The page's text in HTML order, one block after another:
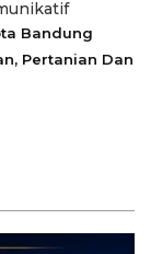
Bandung
Pertanian Dan